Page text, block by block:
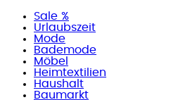
Sale %
Urlaubszeit
Mode
Bademode
Möbel
Heimtextilien
Haushalt
Baumarkt